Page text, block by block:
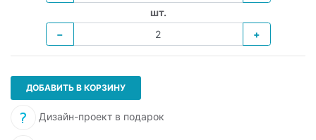
шт.
−
+
ДОБАВИТЬ В КОРЗИНУ
Дизайн-проект в подарок